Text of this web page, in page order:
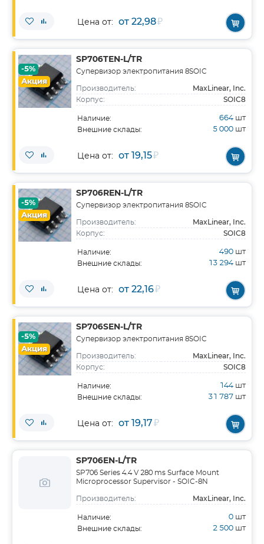
Цена от: от 22,98₽
-5%
Акция
SP706TEN-L/TR
Супервизор электропитания 8SOIC
Производитель: MaxLinear, Inc.
Корпус: SOIC8
Наличие: 664 шт
Внешние склады: 5 000 шт
Цена от: от 19,15₽
-5%
Акция
SP706REN-L/TR
Супервизор электропитания 8SOIC
Производитель: MaxLinear, Inc.
Корпус: SOIC8
Наличие: 490 шт
Внешние склады: 13 294 шт
Цена от: от 22,16₽
-5%
Акция
SP706SEN-L/TR
Супервизор электропитания 8SOIC
Производитель: MaxLinear, Inc.
Корпус: SOIC8
Наличие: 144 шт
Внешние склады: 31 787 шт
Цена от: от 19,17₽
SP706EN-L/TR
SP706 Series 4.4 V 280 ms Surface Mount
Microprocessor Supervisor - SOIC-8N
Производитель: MaxLinear, Inc.
Наличие: 0 шт
Внешние склады: 2 500 шт